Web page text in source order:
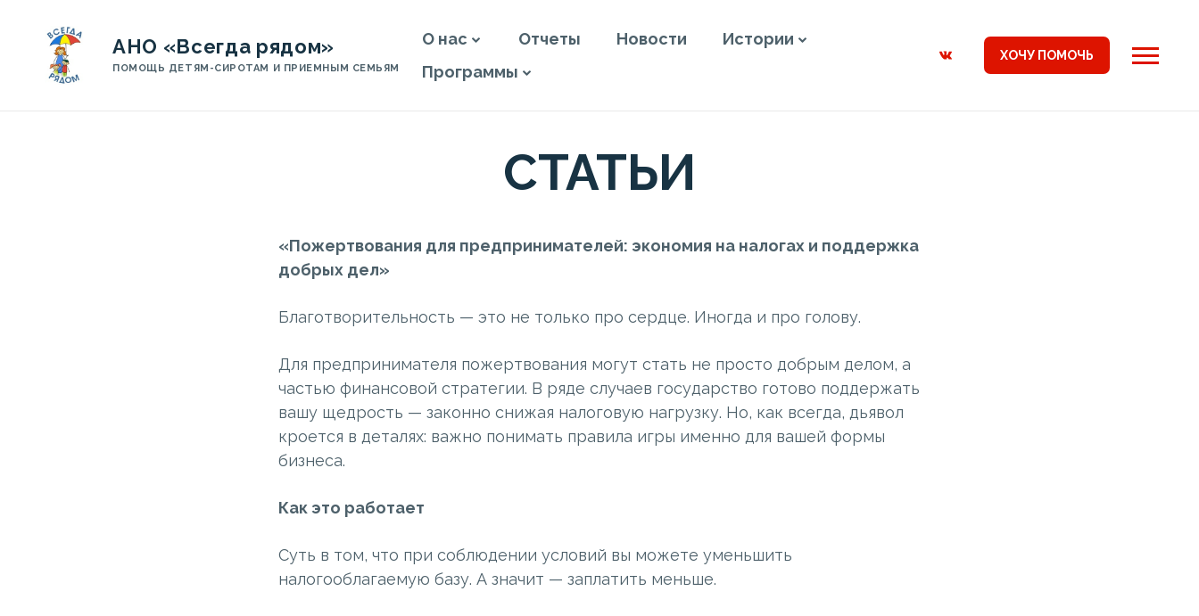
АНО «Всегда рядом»
ПОМОЩЬ ДЕТЯМ-СИРОТАМ И ПРИЕМНЫМ СЕМЬЯМ
О нас Отчеты Новости
Истории
Программы
ХОЧУ ПОМОЧЬ
СТАТЬИ
«Пожертвования для предпринимателей: экономия на налогах и поддержка
добрых дел»
Благотворительность — это не только про сердце. Иногда и про голову.
Для предпринимателя пожертвования могут стать не просто добрым делом, а
частью финансовой стратегии. В ряде случаев государство готово поддержать
вашу щедрость — законно снижая налоговую нагрузку. Но, как всегда, дьявол
кроется в деталях: важно понимать правила игры именно для вашей формы
бизнеса.
Как это работает
Суть в том, что при соблюдении условий вы можете уменьшить
налогооблагаемую базу. А значит — заплатить меньше.